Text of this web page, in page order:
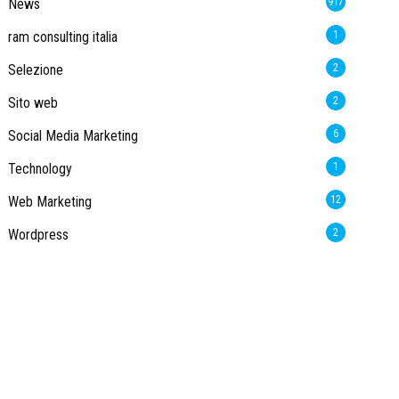
News
ram consulting italia 1
Selezione 2
Sito web 2
Social Media Marketing 6
Technology 1
Web Marketing 12
Wordpress 2